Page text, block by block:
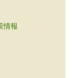
情報